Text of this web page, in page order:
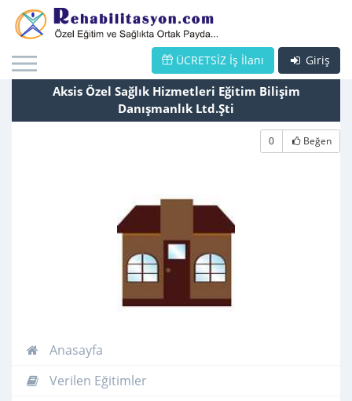
Giriş
ÜCRETSİZ İş İlanı
Aksis Özel Sağlık Hizmetleri Eğitim Bilişim
Danışmanlık Ltd.Şti
0 Beğen
Anasayfa
Verilen Eğitimler